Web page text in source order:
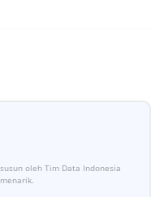
oleh Tim Data Indonesia